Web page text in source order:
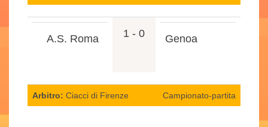
A.S. Roma 1 - 0 Genoa
Arbitro: Ciacci di Firenze Campionato-partita